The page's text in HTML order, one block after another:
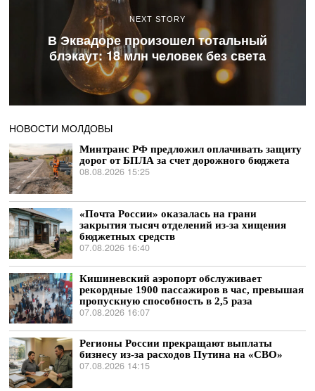
NEXT STORY
В Эквадоре произошел тотальный
блэкаут: 18 млн человек без света
НОВОСТИ МОЛДОВЫ
Минтранс РФ предложил оплачивать защиту
дорог от БПЛА за счет дорожного бюджета
08.08.2026 15:25
«Почта России» оказалась на грани
закрытия тысяч отделений из-за хищения
бюджетных средств
07.08.2026 16:40
Кишиневский аэропорт обслуживает
рекордные 1900 пассажиров в час, превышая
пропускную способность в 2,5 раза
07.08.2026 16:07
Регионы России прекращают выплаты
бизнесу из-за расходов Путина на «СВО»
07.08.2026 14:15